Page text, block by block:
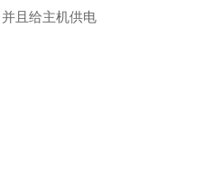
且给主机供电